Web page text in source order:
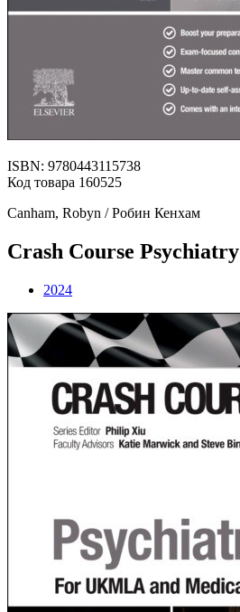
ISBN: 9780443115738
Код товара 160525
Canham, Robyn / Робин Кенхам
Crash Course Psychiatry
2024